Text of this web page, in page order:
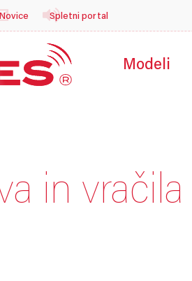
Novice Spletni portal
Modeli
in vračila